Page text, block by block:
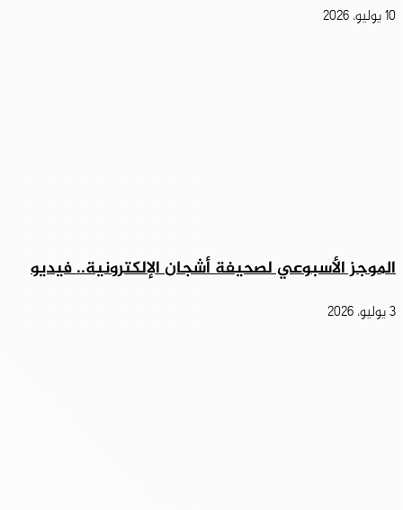
10 يوليو، 2026
الموجز الأسبوعي لصحيفة أشجان الإلكترونية.. فيديو
3 يوليو، 2026